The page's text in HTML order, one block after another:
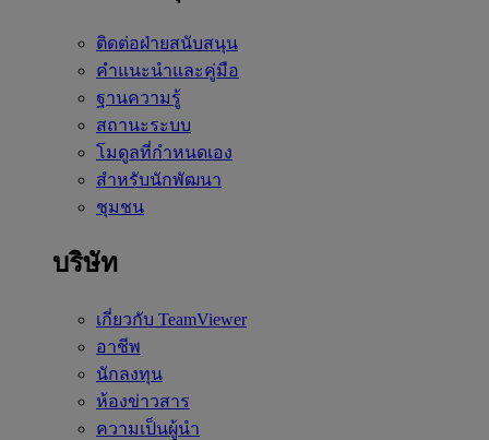
ติดต่อฝ่ายสนับสนุน
คำแนะนำและคู่มือ
ฐานความรู้
สถานะระบบ
โมดูลที่กำหนดเอง
สำหรับนักพัฒนา
ชุมชน
บริษัท
เกี่ยวกับ TeamViewer
อาชีพ
นักลงทุน
ห้องข่าวสาร
ความเป็นผู้นำ